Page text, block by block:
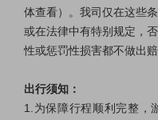
体查看）。我司仅在这些
或在法律中有特别规定，
性或惩罚性损害都不做出赔
出行须知：
1.为保障行程顺利完整，